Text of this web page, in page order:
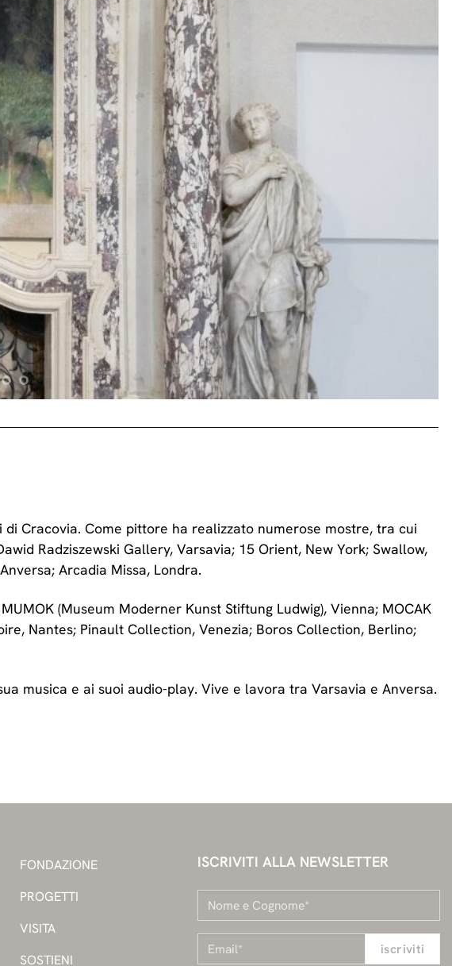
Cracovia. Come pittore ha realizzato numerose mostre, tra cui
Radziszewski Gallery, Varsavia; 15 Orient, New York; Swallow,
Arcadia Missa, Londra.
(Museum Moderner Kunst Stiftung Ludwig), Vienna; MOCAK
Nantes; Pinault Collection, Venezia; Boros Collection, Berlino;
musica e ai suoi audio-play. Vive e lavora tra Varsavia e Anversa.
FONDAZIONE
PROGETTI
VISITA
SOSTIENI
ISCRIVITI ALLA NEWSLETTER